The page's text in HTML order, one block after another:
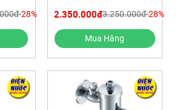
-28% 2.350.000đ3.250.000đ-28%
Mua Hàng